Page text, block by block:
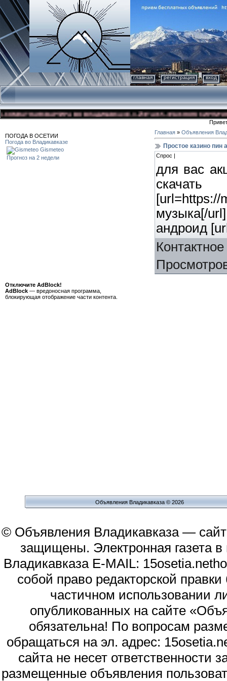
главная регистрация вход
КВАРТИРА ВО ВЛАДИКАВКАЗЕ, 3-Й ЭТАЖ 5-ЭТАЖНОГО КИРПИЧНОГО
ПОГОДА В ОСЕТИИ
Погода во Владикавказе
Gismeteo
Прогноз на 2 недели
Отключите AdBlock!
AdBlock — вредоносная программа,
блокирующая отображение части контента.
Главная » Объявления
Простое казино пин
Спрос |
для вас
[url=https://
музыка[/
андроид
Объявления Владикавказа © 2026
© Объявления Владикавказа —
защищены. Электронная газета
Владикавказа E-MAIL:
собой право редакторской
частичном использовании
опубликованных на сайте
обязательна! По вопросам
обращаться на эл. адрес:
сайта не несет
размещенные объявления